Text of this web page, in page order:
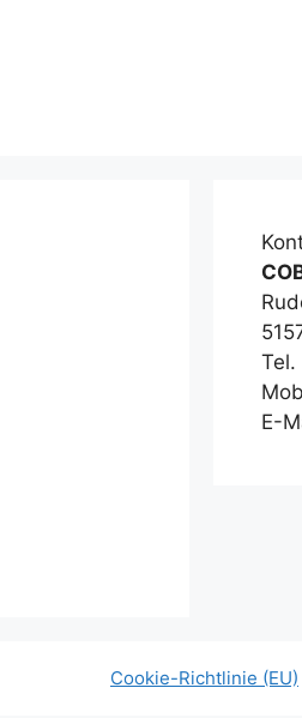
E-
Cookie-Richtlinie (EU)